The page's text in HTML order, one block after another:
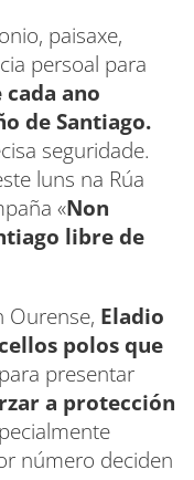
paisaxe,
persoal para
ano
de Santiago.
seguridade.
luns na Rúa
«Non
libre de
Ourense, Eladio
polos que
para presentar
a protección
número deciden